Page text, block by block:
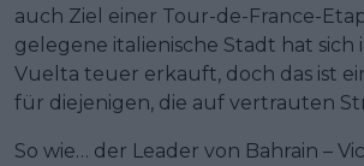
auch Ziel einer Tour-de-France-
gelegene italienische Stadt hat sich
Vuelta teuer erkauft, doch das ist
für diejenigen, die auf vertrauten
So wie… der Leader von Bahrain –